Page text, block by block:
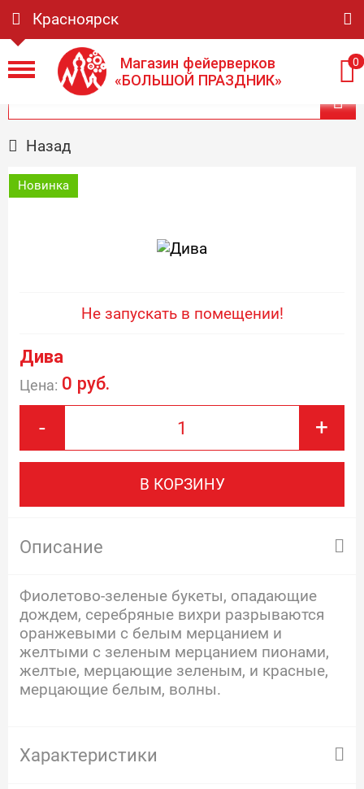
Красноярск
Магазин фейерверков
«БОЛЬШОЙ ПРАЗДНИК»
0
Назад
Новинка
Не запускать в помещении!
Дива
Цена: 0 руб.
- +
В КОРЗИНУ
Описание
Фиолетово-зеленые букеты, опадающие
дождем, серебряные вихри разрываются
оранжевыми с белым мерцанием и
желтыми с зеленым мерцанием пионами,
желтые, мерцающие зеленым, и красные,
мерцающие белым, волны.
Характеристики